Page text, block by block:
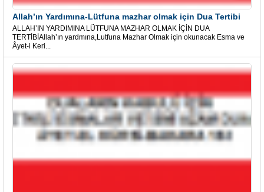
Allah’ın Yardımına-Lütfuna mazhar olmak için Dua Tertibi
ALLAH’IN YARDIMINA LÜTFUNA MAZHAR OLMAK İÇİN DUA
TERTİBİAllah’ın yardmına,Lutfuna Mazhar Olmak için okunacak Esma ve
Âyet-i Keri...